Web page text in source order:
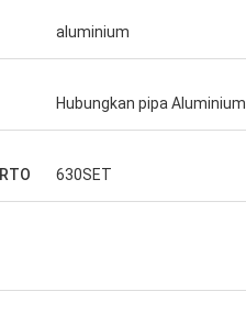
aluminium
Hubungkan pipa Aluminium
630SET